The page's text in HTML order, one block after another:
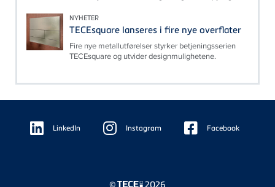
NYHETER
TECEsquare lanseres i fire nye overflater
Fire nye metallutførelser styrker betjeningsserien
TECEsquare og utvider designmulighetene.
Floating
Sidebar LinkedIn Instagram Facebook
© 2026